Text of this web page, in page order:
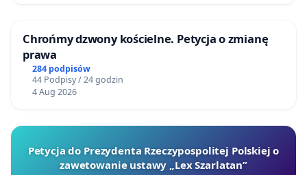
Chrońmy dzwony kościelne. Petycja o zmianę
prawa
284 podpisów
44 Podpisy / 24 godzin
4 Aug 2026
Petycja do Prezydenta Rzeczypospolitej Polskiej o
zawetowanie ustawy „Lex Szarlatan”